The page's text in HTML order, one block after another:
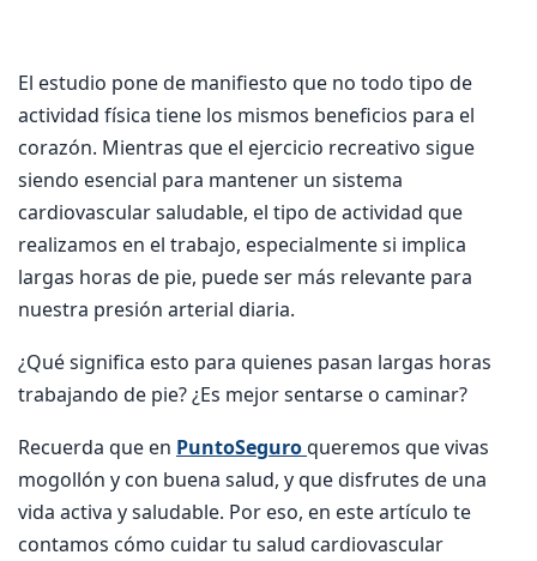
El estudio pone de manifiesto que no todo tipo de
actividad física tiene los mismos beneficios para el
corazón. Mientras que el ejercicio recreativo sigue
siendo esencial para mantener un sistema
cardiovascular saludable, el tipo de actividad que
realizamos en el trabajo, especialmente si implica
largas horas de pie, puede ser más relevante para
nuestra presión arterial diaria.
¿Qué significa esto para quienes pasan largas horas
trabajando de pie? ¿Es mejor sentarse o caminar?
Recuerda que en PuntoSeguroqueremos que vivas
mogollón y con buena salud, y que disfrutes de una
vida activa y saludable. Por eso, en este artículo te
contamos cómo cuidar tu salud cardiovascular